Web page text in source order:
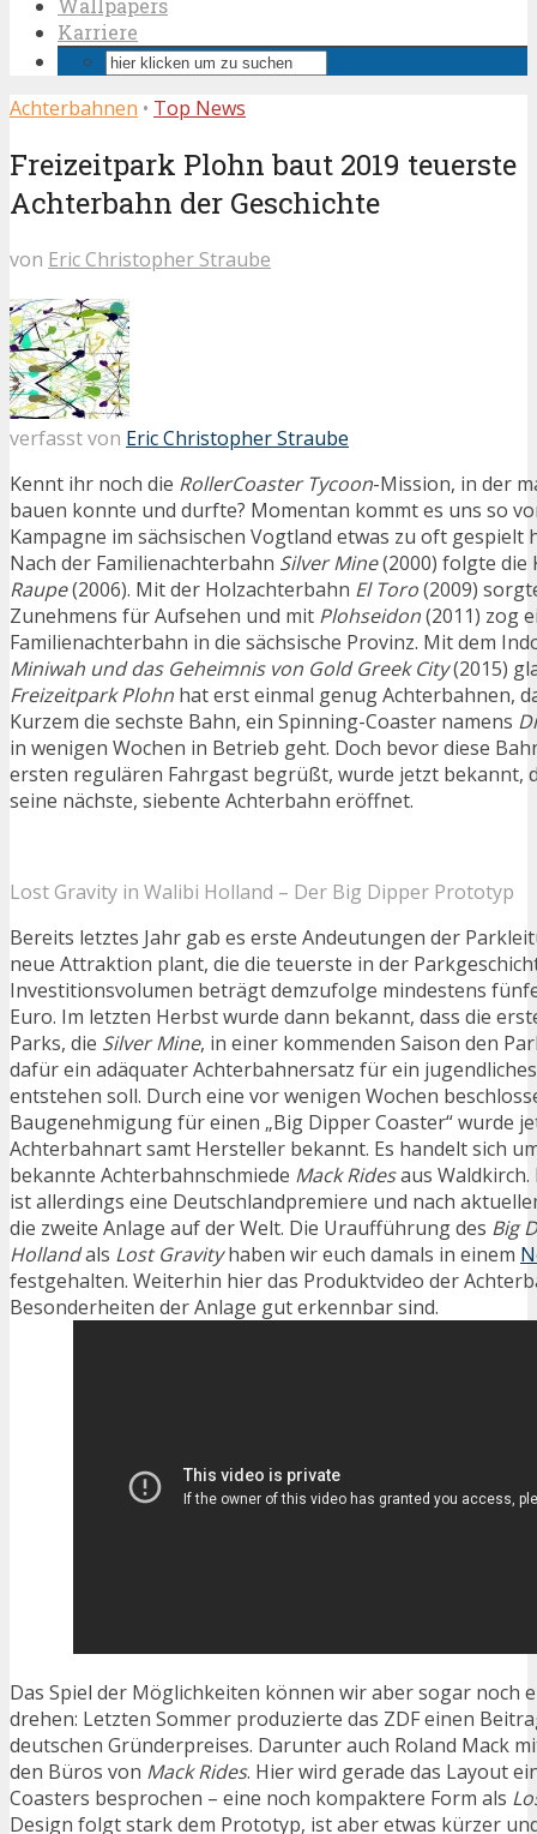
Wallpapers
Karriere
Achterbahnen • Top News
Freizeitpark Plohn baut 2019 teuerste
Achterbahn der Geschichte
von Eric Christopher Straube
verfasst von Eric Christopher Straube
Kennt ihr noch die RollerCoaster Tycoon-Mission, in der
bauen konnte und durfte? Momentan kommt es uns so
Kampagne im sächsischen Vogtland etwas zu oft gespielt
Nach der Familienachterbahn Silver Mine(2000) folgte die
Raupe(2006). Mit der Holzachterbahn El Toro(2009)
Zunehmens für Aufsehen und mit Plohseidon(2011) zog
Familienachterbahn in die sächsische Provinz. Mit dem
Miniwah und das Geheimnis von Gold Greek City(2015)
Freizeitpark Plohn hat erst einmal genug Achterbahnen,
Kurzem die sechste Bahn, ein Spinning-Coaster namens
in wenigen Wochen in Betrieb geht. Doch bevor diese
ersten regulären Fahrgast begrüßt, wurde jetzt bekannt,
seine nächste, siebente Achterbahn eröffnet.
Lost Gravity in Walibi Holland – Der Big Dipper Prototyp
Bereits letztes Jahr gab es erste Andeutungen der
neue Attraktion plant, die die teuerste in der
Investitionsvolumen beträgt demzufolge mindestens
Euro. Im letzten Herbst wurde dann bekannt, dass die
Parks, die Silver Mine, in einer kommenden Saison den
dafür ein adäquater Achterbahnersatz für ein
entstehen soll. Durch eine vor wenigen Wochen
Baugenehmigung für einen „Big Dipper Coaster“ wurde
Achterbahnart samt Hersteller bekannt. Es handelt sich
bekannte Achterbahnschmiede Mack Ridesaus
ist allerdings eine Deutschlandpremiere und nach
die zweite Anlage auf der Welt. Die Uraufführung des Big
Hollandals Lost Gravityhaben wir euch damals in einem
festgehalten. Weiterhin hier das Produktvideo der
Besonderheiten der Anlage gut erkennbar sind.
Das Spiel der Möglichkeiten können wir aber sogar noch
drehen: Letzten Sommer produzierte das ZDF einen
deutschen Gründerpreises. Darunter auch Roland Mack
den Büros von Mack Rides. Hier wird gerade das Layout
Coasters besprochen – eine noch kompaktere Form als
Design folgt stark dem Prototyp, ist aber etwas kürzer